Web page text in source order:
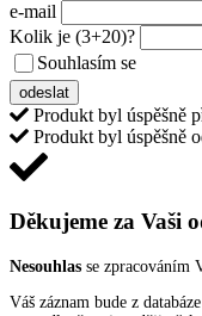
e-mail
Kolik je (3+20)?
Souhlasím se
odeslat
Produkt byl úspěšně
Produkt byl úspěšně
Děkujeme za Vaši
Nesouhlas se zpracováním
Váš záznam bude z